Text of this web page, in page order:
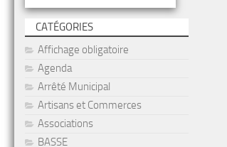
CATÉGORIES
Affichage obligatoire
Agenda
Arrêté Municipal
Artisans et Commerces
Associations
BASSE